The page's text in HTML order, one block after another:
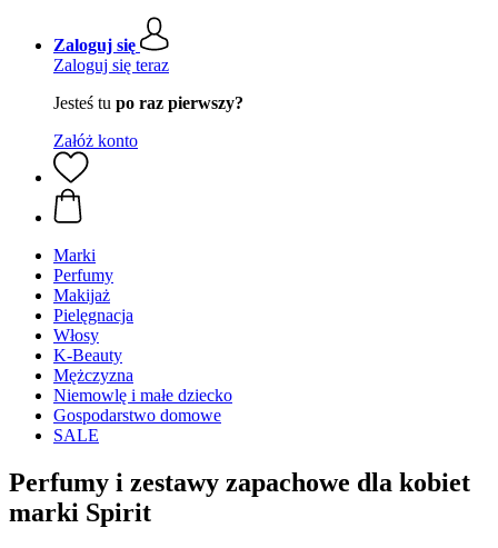
Zaloguj się
Zaloguj się teraz
Jesteś tu po raz pierwszy?
Załóż konto
Marki
Perfumy
Makijaż
Pielęgnacja
Włosy
K-Beauty
Mężczyzna
Niemowlę i małe dziecko
Gospodarstwo domowe
SALE
Perfumy i zestawy zapachowe dla kobiet
marki Spirit